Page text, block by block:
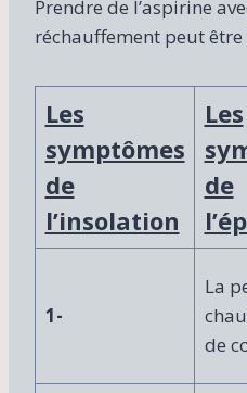
r
m
q
u
i
f
f
e
u
Prendre de l’aspirine
réchauffement peut être
Les
symptômes
de
l’insolation
Les
de
1-
La
de